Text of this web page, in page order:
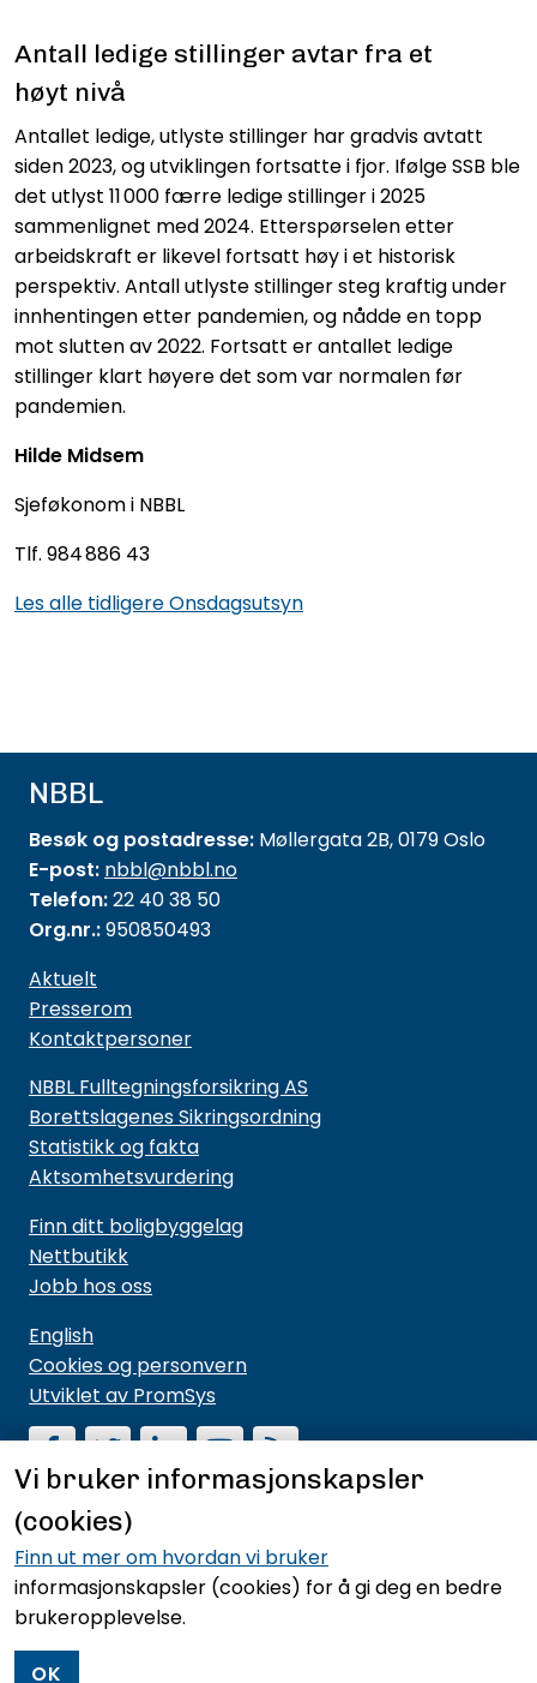
Antall ledige stillinger avtar fra et
høyt nivå
Antallet ledige, utlyste stillinger har gradvis avtatt
siden 2023, og utviklingen fortsatte i fjor. Ifølge SSB ble
det utlyst 11 000 færre ledige stillinger i 2025
sammenlignet med 2024. Etterspørselen etter
arbeidskraft er likevel fortsatt høy i et historisk
perspektiv. Antall utlyste stillinger steg kraftig under
innhentingen etter pandemien, og nådde en topp
mot slutten av 2022. Fortsatt er antallet ledige
stillinger klart høyere det som var normalen før
pandemien.
Hilde Midsem
Sjeføkonom i NBBL
Tlf. 984 886 43
Les alle tidligere Onsdagsutsyn
NBBL
Besøk og postadresse: Møllergata 2B, 0179 Oslo
E-post: nbbl@nbbl.no
Telefon:22 40 38 50
Org.nr.:950850493
Aktuelt
Presserom
Kontaktpersoner
NBBL Fulltegningsforsikring AS
Borettslagenes Sikringsordning
Statistikk og fakta
Aktsomhetsvurdering
Finn ditt boligbyggelag
Nettbutikk
Jobb hos oss
English
Cookies og personvern
Utviklet av PromSys
Motta nyhetsbrev fra NBBL
Hold deg oppdatert på hva vi driver med og hva vi
mener noe om.
Meld deg på nyhetsbrevet
Vi bruker informasjonskapsler
(cookies)
Finn ut mer om hvordan vi bruker
informasjonskapsler (cookies) for å gi deg en bedre
brukeropplevelse.
OK